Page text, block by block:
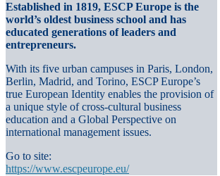
Established in 1819, ESCP Europe is the
world’s oldest business school and has
educated generations of leaders and
entrepreneurs.
With its five urban campuses in Paris, London,
Berlin, Madrid, and Torino, ESCP Europe’s
true European Identity enables the provision of
a unique style of cross-cultural business
education and a Global Perspective on
international management issues.
Go to site:
https://www.escpeurope.eu/